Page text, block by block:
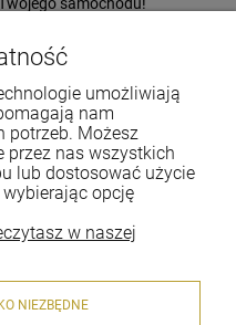
samochodu!
22-66-94 umożliwiają
nam
potrzeb. Możesz
przez nas wszystkich
lub dostosować użycie
opcję
w naszej
NIEZBĘDNE